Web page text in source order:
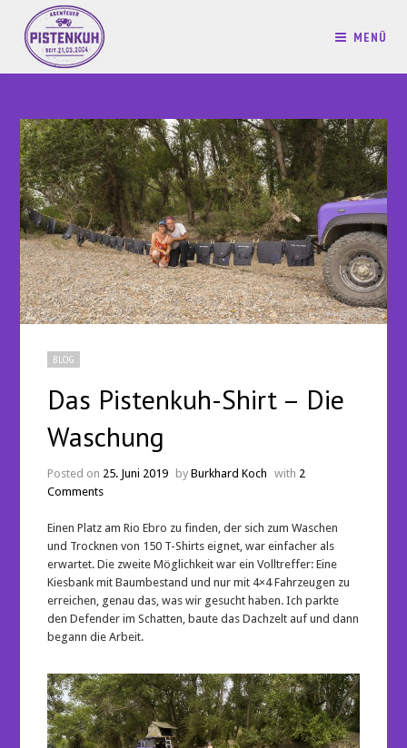
MENÜ
BLOG
Das Pistenkuh-Shirt – Die
Waschung
Posted on 25. Juni 2019 byBurkhard Koch with 2
Comments
Einen Platz am Rio Ebro zu finden, der sich zum Waschen
und Trocknen von 150 T-Shirts eignet, war einfacher als
erwartet. Die zweite Möglichkeit war ein Volltreffer: Eine
Kiesbank mit Baumbestand und nur mit 4×4 Fahrzeugen zu
erreichen, genau das, was wir gesucht haben. Ich parkte
den Defender im Schatten, baute das Dachzelt auf und dann
begann die Arbeit.